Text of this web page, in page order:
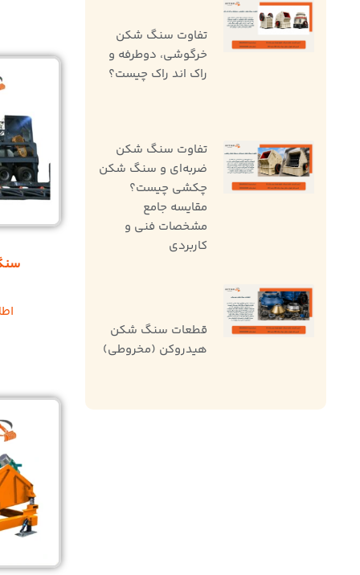
تفاوت سنگ ‌شکن
خرگوشی، دوطرفه و
راک اند راک چیست؟
تفاوت سنگ شکن
ضربه‌ای و سنگ شکن
چکشی چیست؟
مقایسه جامع
مشخصات فنی و
کاربردی
قطعات سنگ شکن
هیدروکن (مخروطی)